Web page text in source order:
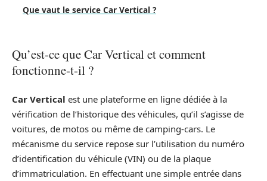
Que vaut le service Car Vertical ?
Qu’est-ce que Car Vertical et comment
fonctionne-t-il ?
Car Vertical est une plateforme en ligne dédiée à la
vérification de l’historique des véhicules, qu’il s’agisse de
voitures, de motos ou même de camping-cars. Le
mécanisme du service repose sur l’utilisation du numéro
d’identification du véhicule (VIN) ou de la plaque
d’immatriculation. En effectuant une simple entrée dans